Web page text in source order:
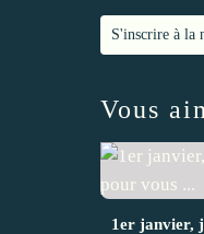
S'inscrire à la
Vous
1er janvier,